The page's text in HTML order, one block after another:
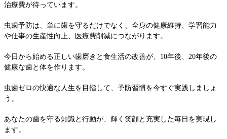
治療費が待っています。
虫歯予防は、単に歯を守るだけでなく、全身の健康維持、学習能力
や仕事の生産性向上、医療費削減につながります。
今日から始める正しい歯磨きと食生活の改善が、10年後、20年後の
健康な歯と体を作ります。
虫歯ゼロの快適な人生を目指して、予防習慣を今すぐ実践しましょ
う。
あなたの歯を守る知識と行動が、輝く笑顔と充実した毎日を実現し
ます。